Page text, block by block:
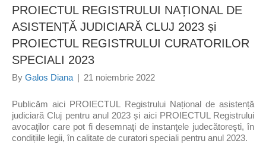
PROIECTUL REGISTRULUI NAȚIONAL DE
ASISTENȚĂ JUDICIARĂ CLUJ 2023 și
PROIECTUL REGISTRULUI CURATORILOR
SPECIALI 2023
By Galos Diana | 21 noiembrie 2022
Publicăm aici PROIECTUL Registrului Național de asistență
judiciară Cluj pentru anul 2023 și aici PROIECTUL Registrului
avocaţilor care pot fi desemnaţi de instanţele judecătoreşti, în
condițiile legii, în calitate de curatori speciali pentru anul 2023.